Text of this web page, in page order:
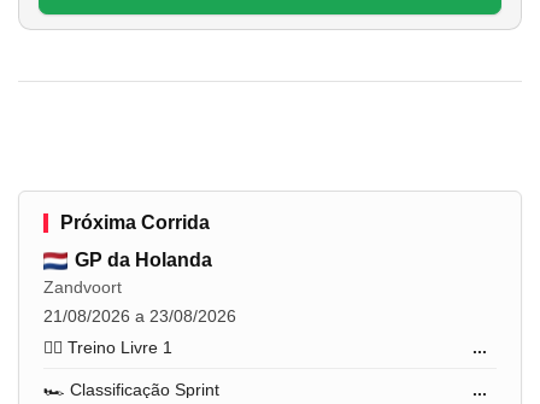
Próxima Corrida
GP da Holanda
Zandvoort
21/08/2026 a 23/08/2026
🏋️‍♂️ Treino Livre 1
...
🏎️ Classificação Sprint ...